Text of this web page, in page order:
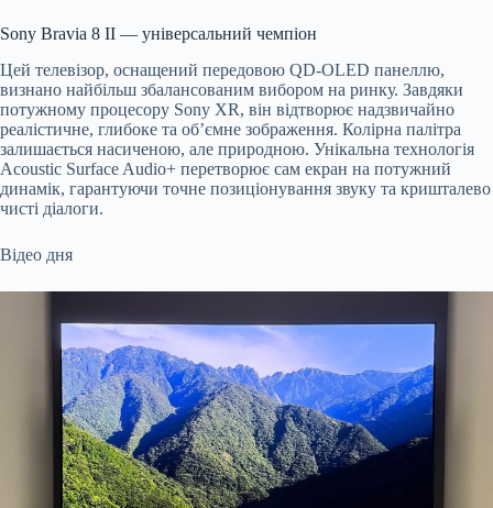
Sony Bravia 8 II — універсальний чемпіон
Цей телевізор, оснащений передовою QD-OLED панеллю,
визнано найбільш збалансованим вибором на ринку. Завдяки
потужному процесору Sony XR, він відтворює надзвичайно
реалістичне, глибоке та об’ємне зображення. Колірна палітра
залишається насиченою, але природною. Унікальна технологія
Acoustic Surface Audio+ перетворює сам екран на потужний
динамік, гарантуючи точне позиціонування звуку та кришталево
чисті діалоги.
Відео дня